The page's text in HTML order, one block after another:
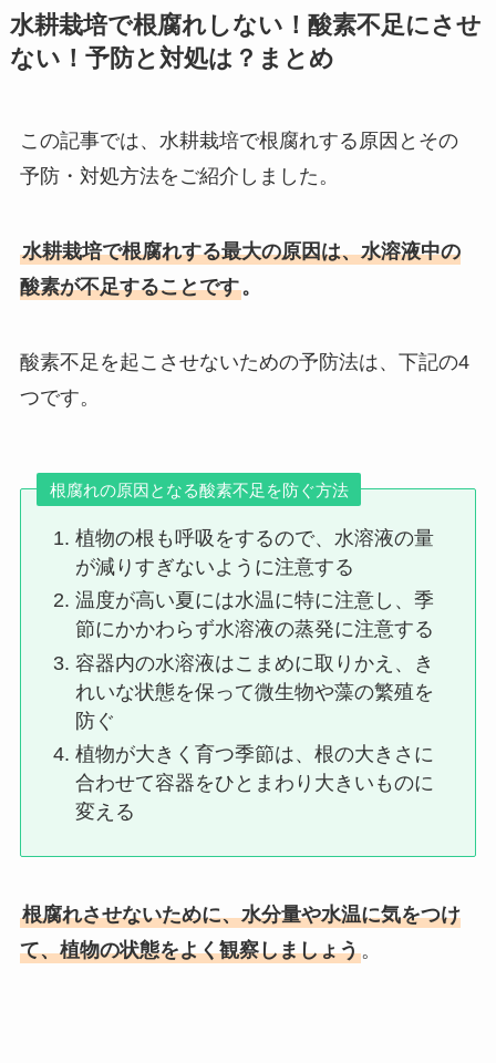
水耕栽培で根腐れしない！酸素不足にさせ
ない！予防と対処は？まとめ
この記事では、水耕栽培で根腐れする原因とその
予防・対処方法をご紹介しました。
水耕栽培で根腐れする最大の原因は、水溶液中の
酸素が不足することです。
酸素不足を起こさせないための予防法は、下記の4
つです。
根腐れの原因となる酸素不足を防ぐ方法
植物の根も呼吸をするので、水溶液の量
が減りすぎないように注意する
温度が高い夏には水温に特に注意し、季
節にかかわらず水溶液の蒸発に注意する
容器内の水溶液はこまめに取りかえ、き
れいな状態を保って微生物や藻の繁殖を
防ぐ
植物が大きく育つ季節は、根の大きさに
合わせて容器をひとまわり大きいものに
変える
根腐れさせないために、水分量や水温に気をつけ
て、植物の状態をよく観察しましょう。